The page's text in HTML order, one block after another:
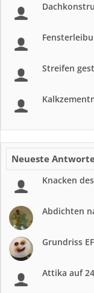
Streifen
Neueste
Knacken
Abdichten
Grundriss
Attika auf